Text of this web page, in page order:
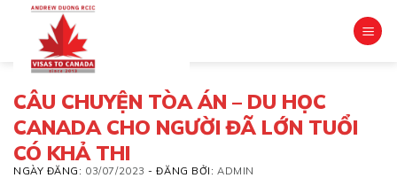
content
CÂU CHUYỆN TÒA ÁN – DU HỌC
CANADA CHO NGƯỜI ĐÃ LỚN TUỔI
CÓ KHẢ THI
NGÀY ĐĂNG: 03/07/2023 -ĐĂNG BỞI:ADMIN